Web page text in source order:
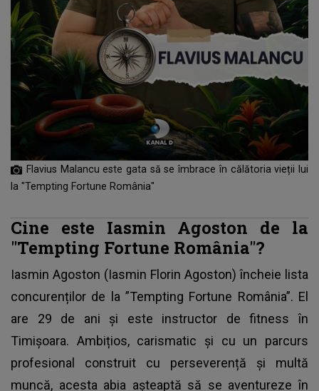
Flavius Malancu este gata să se îmbrace în călătoria vieții lui
la "Tempting Fortune România"
Cine este Iasmin Agoston de la
"Tempting Fortune România"?
Iasmin Agoston (Iasmin Florin Agoston) încheie lista
concurenților de la ”Tempting Fortune România”. El
are 29 de ani și este instructor de fitness în
Timișoara. Ambițios, carismatic și cu un parcurs
profesional construit cu perseverență și multă
muncă, acesta abia așteaptă să se aventureze în